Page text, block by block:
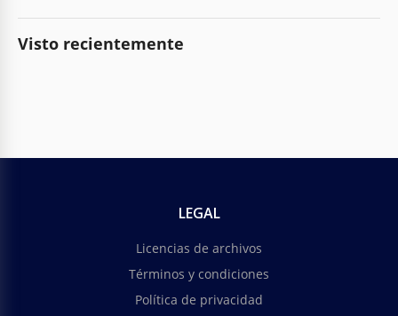
Visto recientemente
LEGAL
Licencias de archivos
Términos y condiciones
Política de privacidad